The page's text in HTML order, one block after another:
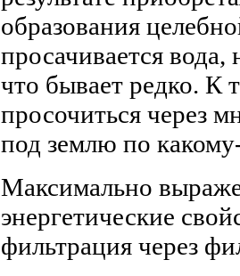
образования
просачивается
что бывает редко. К
просочиться через
под землю по
Максимально
энергетические
фильтрация через